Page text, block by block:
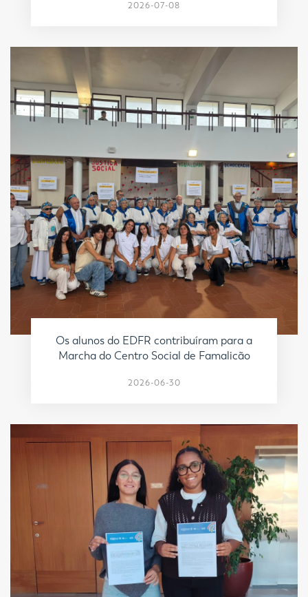
2026-07-08
Os alunos do EDFR contribuíram para a
Marcha do Centro Social de Famalicão
2026-06-30